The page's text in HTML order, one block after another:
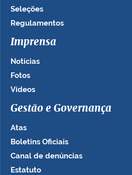
Seleções
Regulamentos
Imprensa
Notícias
Fotos
Vídeos
Gestão e Governança
Atas
Boletins Oficiais
Canal de denúncias
Estatuto